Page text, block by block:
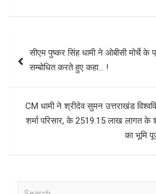
navigation
सीएम पुष्कर सिंह धामी ने ओबीसी मोर्चे
सम्बोधित करते हुए कहा… !
CM धामी ने श्रीदेव सुमन उत्तराखंड
शर्मा परिसार, के 2519.15 लाख लागत के
का भूमि